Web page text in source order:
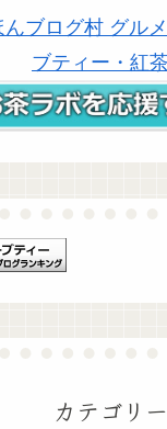
カテゴリー